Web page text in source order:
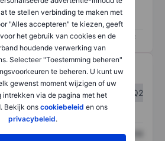
te stellen verbinding te maken met
"Alles accepteren" te kiezen, geeft
het gebruik van cookies en de
houdende verwerking van
Selecteer "Toestemming beheren"
te beheren. U kunt uw
gewenst moment wijzigen of uw
intrekken via de pagina met het
Bekijk ons cookiebeleid en ons
privacybeleid.
/
Q1
Q2
XXXXXXX XXXXXXX